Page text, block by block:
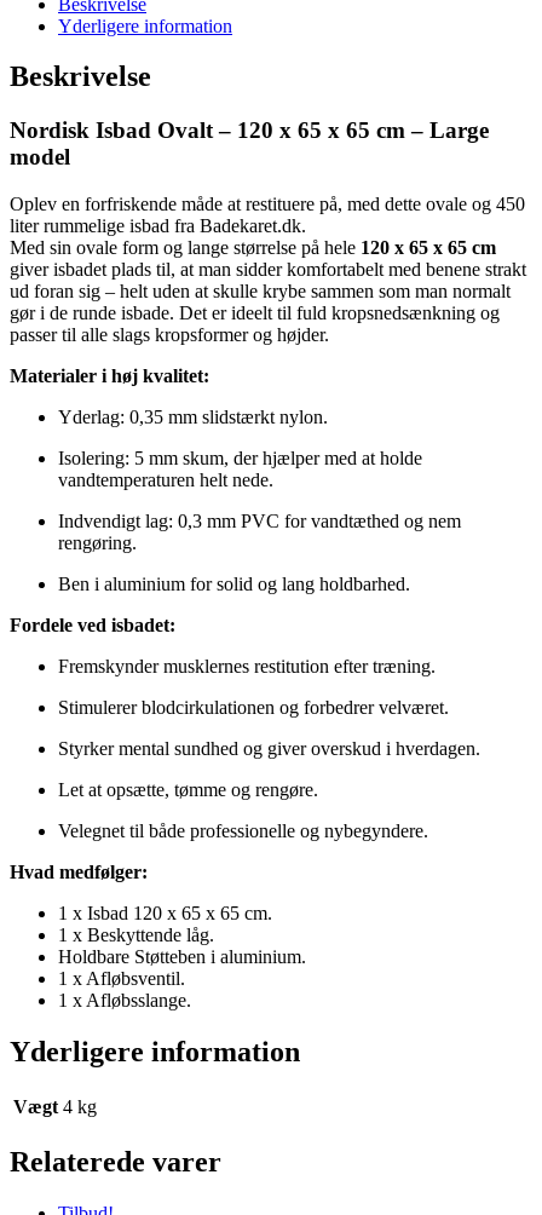
cm
-
model
antal
Yderligere information
Beskrivelse
Nordisk Isbad Ovalt – 120 x 65 x 65 cm – Large
model
Oplev en forfriskende måde at restituere på, med dette ovale og 450
liter rummelige isbad fra Badekaret.dk.
Med sin ovale form og lange størrelse på hele 120 x 65 x 65 cm
giver isbadet plads til, at man sidder komfortabelt med benene strakt
ud foran sig – helt uden at skulle krybe sammen som man normalt
gør i de runde isbade. Det er ideelt til fuld kropsnedsænkning og
passer til alle slags kropsformer og højder.
Materialer i høj kvalitet:
Yderlag: 0,35 mm slidstærkt nylon.
Isolering: 5 mm skum, der hjælper med at holde
vandtemperaturen helt nede.
Indvendigt lag: 0,3 mm PVC for vandtæthed og nem
rengøring.
Ben i aluminium for solid og lang holdbarhed.
Fordele ved isbadet:
Fremskynder musklernes restitution efter træning.
Stimulerer blodcirkulationen og forbedrer velværet.
Styrker mental sundhed og giver overskud i hverdagen.
Let at opsætte, tømme og rengøre.
Velegnet til både professionelle og nybegyndere.
Hvad medfølger:
1 x Isbad 120 x 65 x 65 cm.
1 x Beskyttende låg.
Holdbare Støtteben i aluminium.
1 x Afløbsventil.
1 x Afløbsslange.
Yderligere information
Vægt 4 kg
Relaterede varer